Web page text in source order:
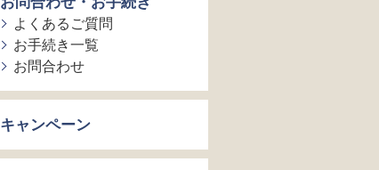
よくあるご質問
お手続き一覧
お問合わせ
キャンペーン